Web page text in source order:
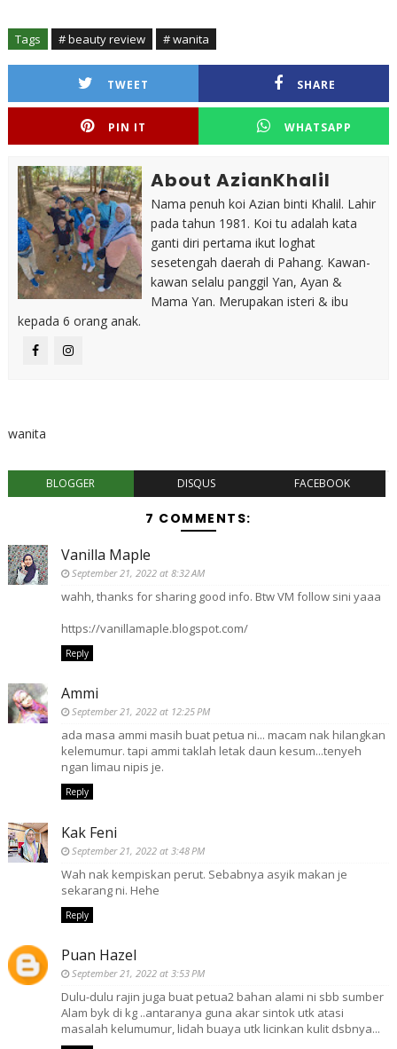
Tags # beauty review # wanita
TWEET SHARE
PIN IT WHATSAPP
About AzianKhalil
Nama penuh koi Azian binti Khalil. Lahir
pada tahun 1981. Koi tu adalah kata
ganti diri pertama ikut loghat
sesetengah daerah di Pahang. Kawan-
kawan selalu panggil Yan, Ayan &
Mama Yan. Merupakan isteri & ibu
kepada 6 orang anak.
wanita
BLOGGER DISQUS FACEBOOK
7 COMMENTS:
Vanilla Maple
September 21, 2022 at 8:32 AM
wahh, thanks for sharing good info. Btw VM follow sini yaaa
https://vanillamaple.blogspot.com/
Reply
Ammi
September 21, 2022 at 12:25 PM
ada masa ammi masih buat petua ni... macam nak hilangkan
kelemumur. tapi ammi taklah letak daun kesum...tenyeh
ngan limau nipis je.
Reply
Kak Feni
September 21, 2022 at 3:48 PM
Wah nak kempiskan perut. Sebabnya asyik makan je
sekarang ni. Hehe
Reply
Puan Hazel
September 21, 2022 at 3:53 PM
Dulu-dulu rajin juga buat petua2 bahan alami ni sbb sumber
Alam byk di kg ..antaranya guna akar sintok utk atasi
masalah kelumumur, lidah buaya utk licinkan kulit dsbnya...